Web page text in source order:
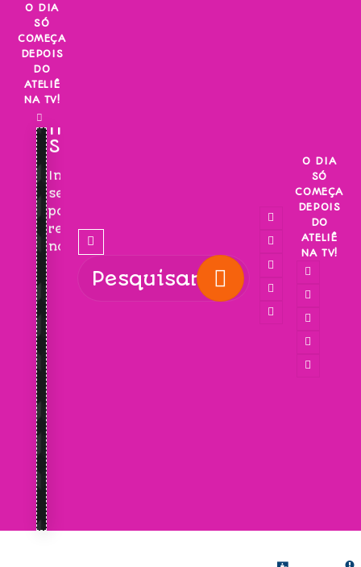
Skip
content
O DIA
SÓ
COMEÇA
DEPOIS
DO
ATELIÊ
NA TV!
INSCREVA-
SE!
Inscreva-
se
para
receber
novidades!
O DIA
SÓ
COMEÇA
DEPOIS
DO
ATELIÊ
NA TV!